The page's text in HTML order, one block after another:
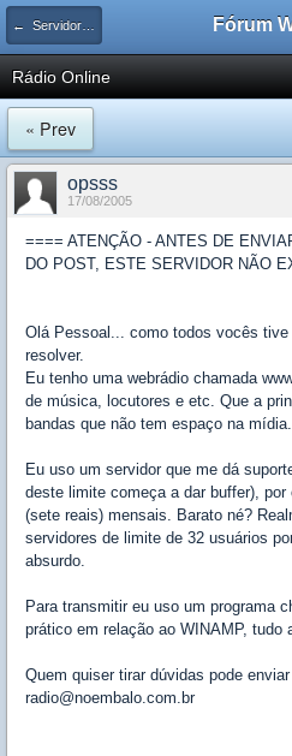
← Servidores Linux Fórum
Rádio Online
« Prev
opsss
17/08/2005
==== ATENÇÃO - ANTES DE
DO POST, ESTE SERVIDOR NÃO
Olá Pessoal... como todos vocês
resolver.
Eu tenho uma webrádio chamada
de música, locutores e etc. Que a
bandas que não tem espaço na mídia.
Eu uso um servidor que me dá
deste limite começa a dar buffer),
(sete reais) mensais. Barato né?
servidores de limite de 32 usuários
absurdo.
Para transmitir eu uso um programa
prático em relação ao WINAMP, tudo
Quem quiser tirar dúvidas pode
radio@noembalo.com.br